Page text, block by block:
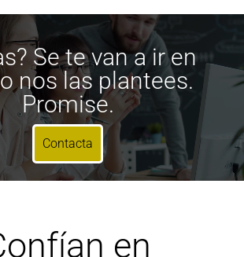
Se te van a ir en
nos las plantees.
Promise.
Contacta
en